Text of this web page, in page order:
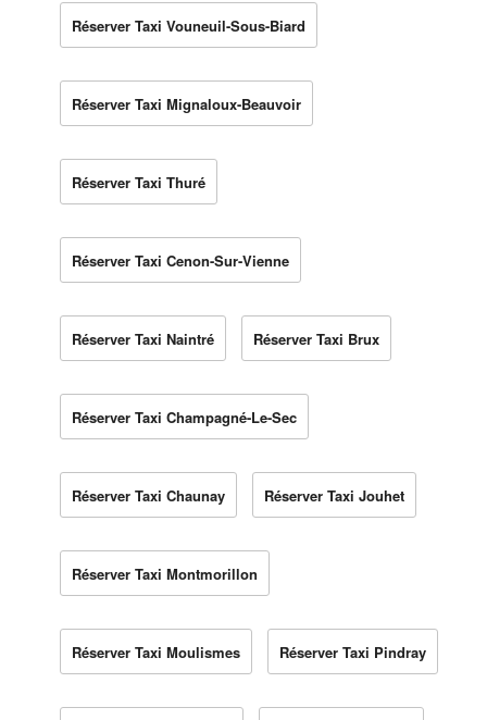
Réserver Taxi Vouneuil-Sous-Biard
Réserver Taxi Mignaloux-Beauvoir
Réserver Taxi Thuré
Réserver Taxi Cenon-Sur-Vienne
Réserver Taxi Naintré Réserver Taxi Brux
Réserver Taxi Champagné-Le-Sec
Réserver Taxi Chaunay Réserver Taxi Jouhet
Réserver Taxi Montmorillon
Réserver Taxi Moulismes Réserver Taxi Pindray